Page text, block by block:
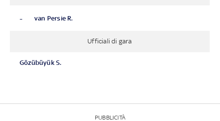
- van Persie R.
Ufficiali di gara
Gözübüyük S.
PUBBLICITÀ